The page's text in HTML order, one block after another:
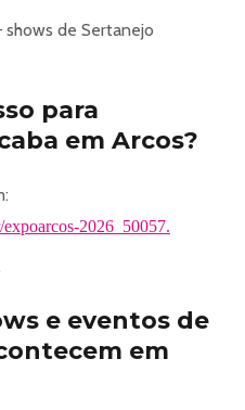
de Sertanejo
para
em Arcos?
2026_50057.
e eventos de
em